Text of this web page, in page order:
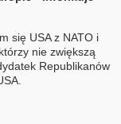
się USA z NATO i
nie zwiększą
Republikanów